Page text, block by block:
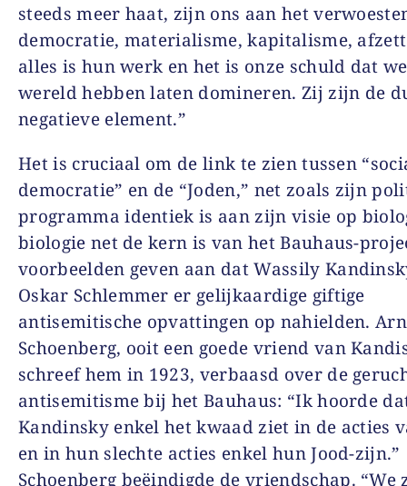
steeds meer haat, zijn ons aan het
democratie, materialisme, kapitalisme,
alles is hun werk en het is onze schuld dat
wereld hebben laten domineren. Zij zijn de
negatieve element.”
Het is cruciaal om de link te zien tussen
democratie” en de “Joden,” net zoals zijn
programma identiek is aan zijn visie op
biologie net de kern is van het Bauhaus-
voorbeelden geven aan dat Wassily
Oskar Schlemmer er gelijkaardige giftige
antisemitische opvattingen op nahielden.
Schoenberg, ooit een goede vriend van
schreef hem in 1923, verbaasd over de
antisemitisme bij het Bauhaus: “Ik hoorde
Kandinsky enkel het kwaad ziet in de acties
en in hun slechte acties enkel hun Jood-zijn.”
Schoenberg beëindigde de vriendschap. “We